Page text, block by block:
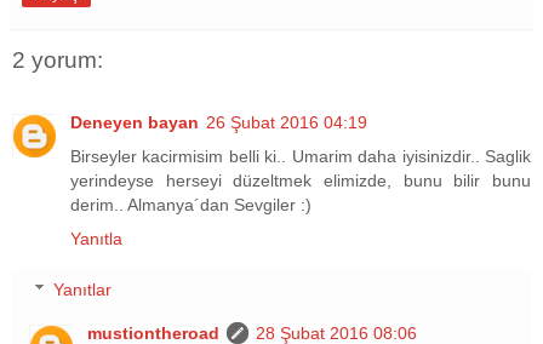
2 yorum:
Deneyen bayan 26 Şubat 2016 04:19
Birseyler kacirmisim belli ki.. Umarim daha iyisinizdir.. Saglik
yerindeyse herseyi düzeltmek elimizde, bunu bilir bunu
derim.. Almanya´dan Sevgiler :)
Yanıtla
Yanıtlar
mustiontheroad
28 Şubat 2016 08:06